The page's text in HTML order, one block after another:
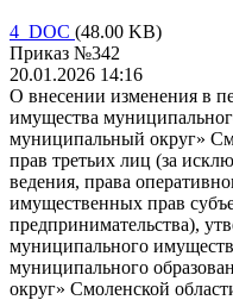
4 DOC (48.00 KB)
Приказ №342
20.01.2026 14:16
О внесении изменения в
имущества
муниципальный округ»
прав третьих лиц (за
ведения, права
имущественных прав
предпринимательства),
муниципального
муниципального
округ» Смоленской